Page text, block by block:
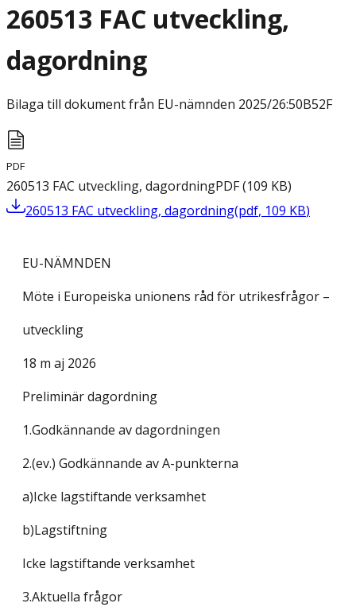
260513 FAC utveckling,
dagordning
Bilaga till dokument från EU-nämnden 2025/26:50B52F
PDF
260513 FAC utveckling, dagordningPDF(109 KB)
260513 FAC utveckling, dagordning(pdf, 109 KB)
EU-NÄMNDEN
Möte i Europeiska unionens råd för utrikesfrågor –
utveckling
18 m aj 2026
Preliminär dagordning
1.Godkännande av dagordningen
2.(ev.) Godkännande av A-punkterna
a)Icke lagstiftande verksamhet
b)Lagstiftning
Icke lagstiftande verksamhet
3.Aktuella frågor